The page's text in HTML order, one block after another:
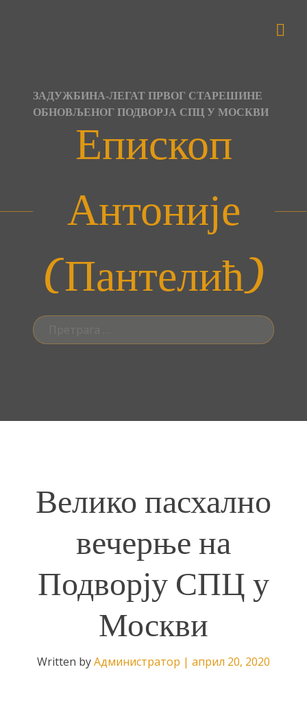
ЗАДУЖБИНА-ЛЕГАТ ПРВОГ СТАРЕШИНЕ
ОБНОВЉЕНОГ ПОДВОРЈА СПЦ У МОСКВИ
Епископ
Антоније
(Пантелић)
Претрага
за:
Велико пасхално
вечерње на
Подворју СПЦ у
Москви
Written byАдминистратор | април 20, 2020